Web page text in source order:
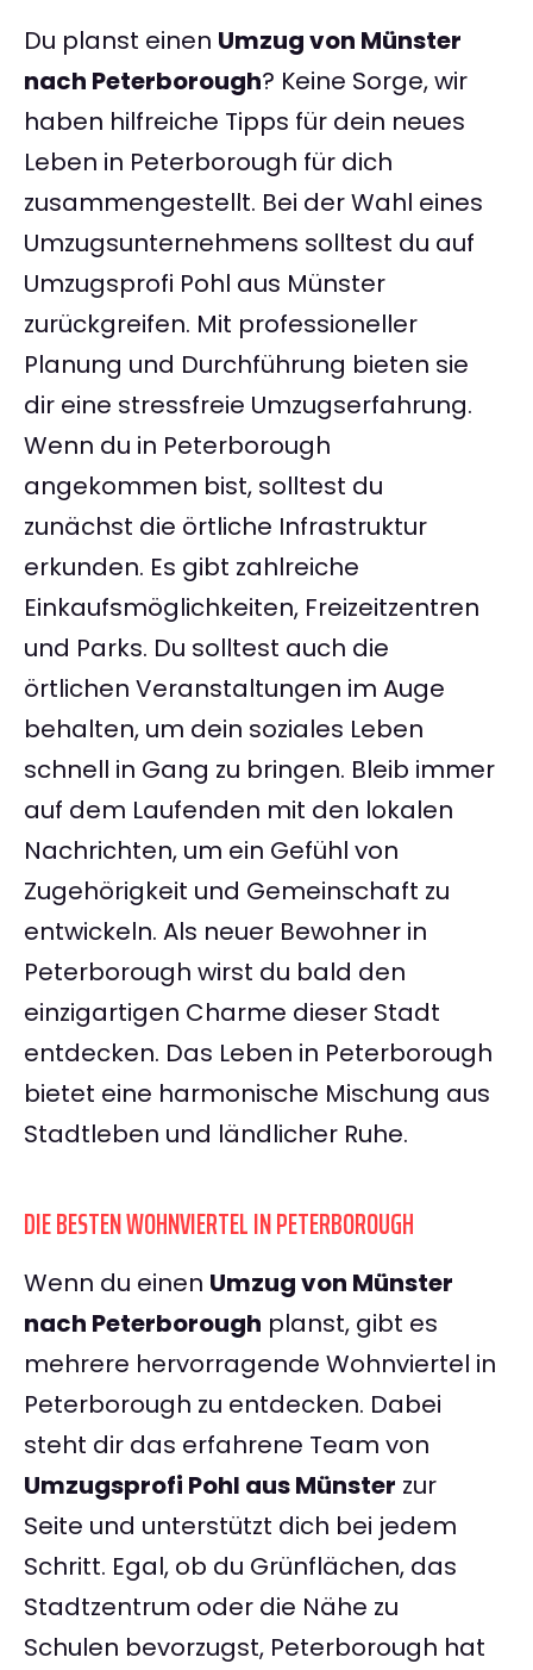
Du planst einen Umzug von Münster
nach Peterborough? Keine Sorge, wir
haben hilfreiche Tipps für dein neues
Leben in Peterborough für dich
zusammengestellt. Bei der Wahl eines
Umzugsunternehmens solltest du auf
Umzugsprofi Pohl aus Münster
zurückgreifen. Mit professioneller
Planung und Durchführung bieten sie
dir eine stressfreie Umzugserfahrung.
Wenn du in Peterborough
angekommen bist, solltest du
zunächst die örtliche Infrastruktur
erkunden. Es gibt zahlreiche
Einkaufsmöglichkeiten, Freizeitzentren
und Parks. Du solltest auch die
örtlichen Veranstaltungen im Auge
behalten, um dein soziales Leben
schnell in Gang zu bringen. Bleib immer
auf dem Laufenden mit den lokalen
Nachrichten, um ein Gefühl von
Zugehörigkeit und Gemeinschaft zu
entwickeln. Als neuer Bewohner in
Peterborough wirst du bald den
einzigartigen Charme dieser Stadt
entdecken. Das Leben in Peterborough
bietet eine harmonische Mischung aus
Stadtleben und ländlicher Ruhe.
DIE BESTEN WOHNVIERTEL IN PETERBOROUGH
Wenn du einen Umzug von Münster
nach Peterborough planst, gibt es
mehrere hervorragende Wohnviertel in
Peterborough zu entdecken. Dabei
steht dir das erfahrene Team von
Umzugsprofi Pohl aus Münster zur
Seite und unterstützt dich bei jedem
Schritt. Egal, ob du Grünflächen, das
Stadtzentrum oder die Nähe zu
Schulen bevorzugst, Peterborough hat